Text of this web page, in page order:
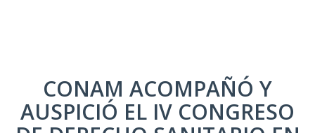
CONAM ACOMPAÑÓ Y
AUSPICIÓ EL IV CONGRESO